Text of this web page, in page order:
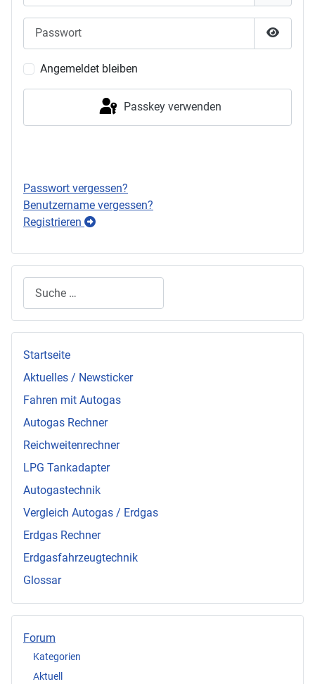
Passwort
Angemeldet bleiben
Passkey verwenden
Passwort vergessen?
Benutzername vergessen?
Registrieren
Startseite
Aktuelles / Newsticker
Fahren mit Autogas
Autogas Rechner
Reichweitenrechner
LPG Tankadapter
Autogastechnik
Vergleich Autogas / Erdgas
Erdgas Rechner
Erdgasfahrzeugtechnik
Glossar
Forum
Kategorien
Aktuell